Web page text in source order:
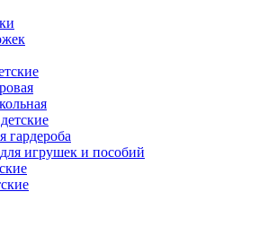
гардероба
игрушек и пособий